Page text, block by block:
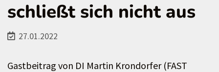
schließt sich nicht aus
27.01.2022
Gastbeitrag von DI Martin Krondorfer (FAST